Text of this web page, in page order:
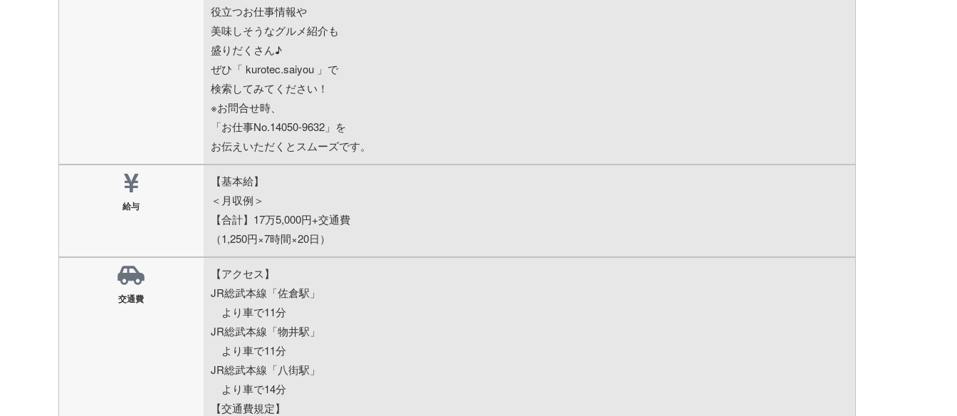
役立つお仕事情報や
美味しそうなグルメ紹介も
盛りだくさん♪
ぜひ「 kurotec.saiyou 」で
検索してみてください！
※お問合せ時、
「お仕事No.14050-9632」を
お伝えいただくとスムーズです。
給与
【基本給】
＜月収例＞
【合計】17万5,000円+交通費
（1,250円×7時間×20日）
交通費
【アクセス】
JR総武本線「佐倉駅」
より車で11分
JR総武本線「物井駅」
より車で11分
JR総武本線「八街駅」
より車で14分
【交通費規定】